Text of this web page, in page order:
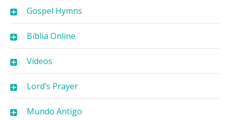
Gospel Hymns
Bíblia Online
Vídeos
Lord’s Prayer
Mundo Antigo